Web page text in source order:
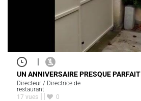
|
UN ANNIVERSAIRE PRESQUE PARFAIT
Directeur / Directrice de
restaurant
17 vues
0